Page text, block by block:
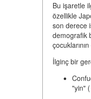
Bu işaretle
özellikle
son derece
demografik
İlginç bir
"yin" (